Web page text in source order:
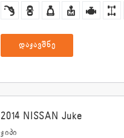
დაჯავშნე
2014 NISSAN Juke
ჯიპი